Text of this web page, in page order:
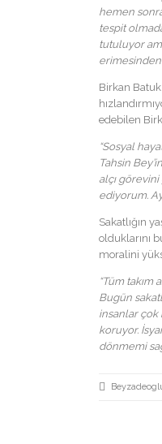
hemen
tespit
tutuluyor
erimesinden
Birkan
edebilen
“Sosyal
Tahsin
alçı
ediyorum.
Sakatlığın
olduklarını
moralini
“Tüm
Bugün
insanlar çok
koruyor.
dönmemi